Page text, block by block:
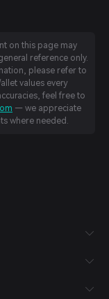
on this page may
reference only.
please refer to
values every
feel free to
— we appreciate
where needed.